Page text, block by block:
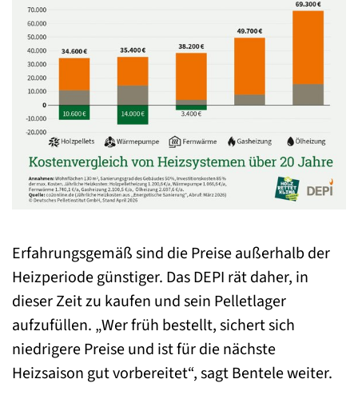
Erfahrungsgemäß sind die Preise außerhalb der
Heizperiode günstiger. Das DEPI rät daher, in
dieser Zeit zu kaufen und sein Pelletlager
aufzufüllen. „Wer früh bestellt, sichert sich
niedrigere Preise und ist für die nächste
Heizsaison gut vorbereitet“, sagt Bentele weiter.